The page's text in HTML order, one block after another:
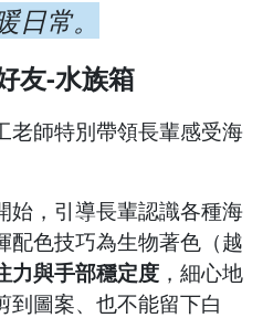
常。
友-水族箱
老師特別帶領長輩感受海
始，引導長輩認識各種海
配色技巧為生物著色（越
力與手部穩定度 ，細心地
到圖案、也不能留下白